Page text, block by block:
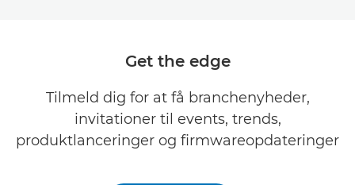
Get the edge
Tilmeld dig for at få branchenyheder,
invitationer til events, trends,
produktlanceringer og firmwareopdateringer